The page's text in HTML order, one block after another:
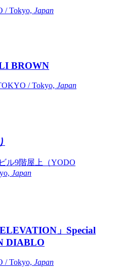
/ Tokyo, Japan
BROWN
/ Tokyo, Japan
ル9階屋上（YODO
Japan
」Special
DIABLO
/ Tokyo, Japan